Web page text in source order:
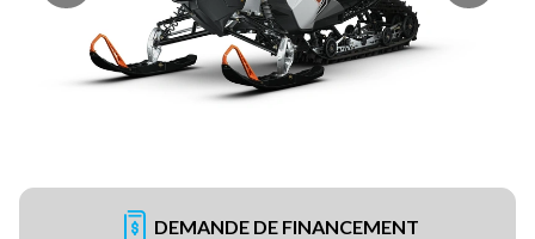
DEMANDE DE FINANCEMENT